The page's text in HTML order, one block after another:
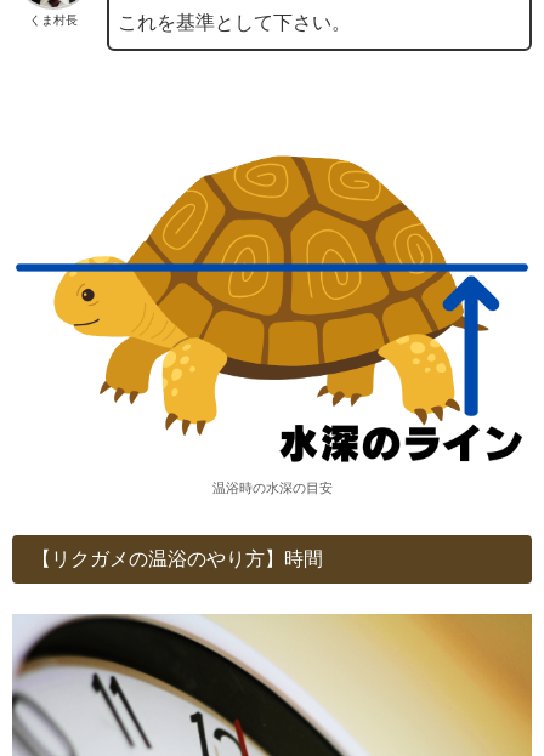
くま村長
これを基準として下さい。
温浴時の水深の目安
【リクガメの温浴のやり方】時間